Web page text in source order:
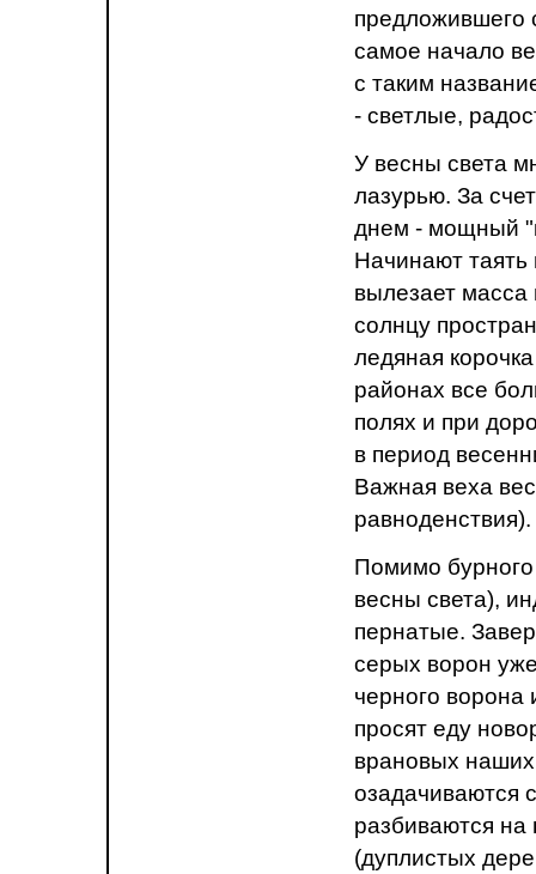
предложившего
самое начало
с таким
- светлые,
У весны света
лазурью. За
днем - мощный
Начинают таять
вылезает масса
солнцу
ледяная
районах все
полях и при
в период
Важная веха
равноденствия).
Помимо бурного
весны света),
пернатые.
серых ворон
черного ворона
просят еду
врановых наших
озадачиваются
разбиваются на
(дуплистых